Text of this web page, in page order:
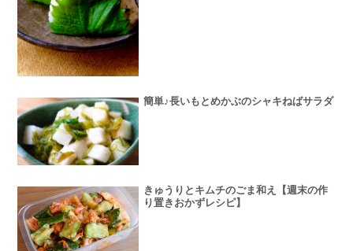
簡単♪長いもとめかぶのシャキねばサラダ
きゅうりとキムチのごま和え【週末の作
り置きおかずレシピ】